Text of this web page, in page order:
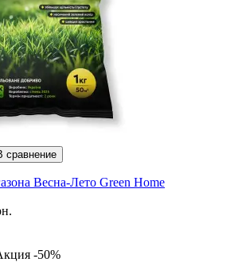
сравнение
Весна-Лето Green Home
-50%